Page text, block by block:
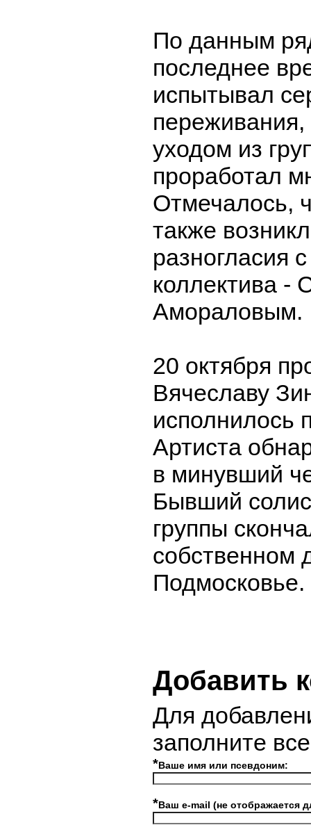
По данным
последнее
испытывал
уходом из
проработал
Отмечалось,
также
разногласия
коллектива -
Амораловым.
20 октября
Вячеславу
исполнилось
Артиста
в минувший
Бывший
группы
собственном
Подмосковье.
Добавить
Для
заполните
*Ваше имя или псевдоним:
*Ваш e-mail (не отображается